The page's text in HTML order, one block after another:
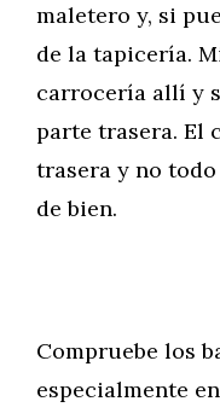
maletero y, si
de la tapicería.
carrocería allí y
parte trasera. El
trasera y no
de bien.
Compruebe los
especialmente